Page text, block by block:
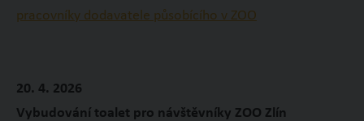
pracovníky dodavatele působícího v ZOO
20. 4. 2026
Vybudování toalet pro návštěvníky ZOO Zlín